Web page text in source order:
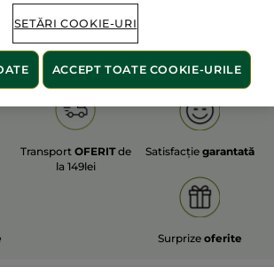
LINE LES DEODORANTS NAT.
Transport OFERITde
la 149lei
Satisfacțiegarantată
Surprize oferite
SETĂRI COOKIE-URI
ACCEPT TOATE COOKIE-URILE